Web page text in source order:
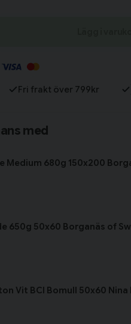
Fri frakt över 799kr
med
Medium 680g 150x200
650g 50x60 Borganäs of
Vit BCI Bomull 50x60 Nina